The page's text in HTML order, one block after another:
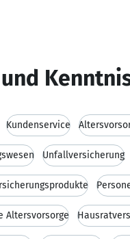
Kundenservice
Unfallversicherung
Altersvorsorge